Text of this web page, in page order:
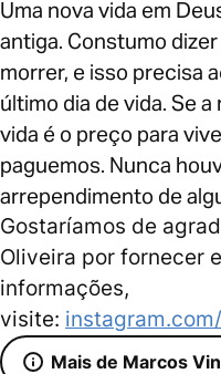
Uma nova vida em
antiga. Constumo
morrer, e isso precisa
último dia de vida. Se
vida é o preço para
paguemos. Nunca
arrependimento de
Gostaríamos de
Oliveira por fornecer
informações,
visite:
Mais de Marcos